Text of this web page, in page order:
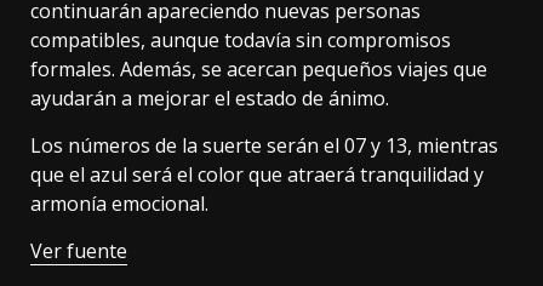
continuarán apareciendo nuevas personas
compatibles, aunque todavía sin compromisos
formales. Además, se acercan pequeños viajes que
ayudarán a mejorar el estado de ánimo.
Los números de la suerte serán el 07 y 13, mientras
que el azul será el color que atraerá tranquilidad y
armonía emocional.
Ver fuente